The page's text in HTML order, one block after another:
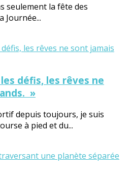
seulement la fête des
Journée...
défis, les rêves ne
»
depuis toujours, je suis
à pied et du...